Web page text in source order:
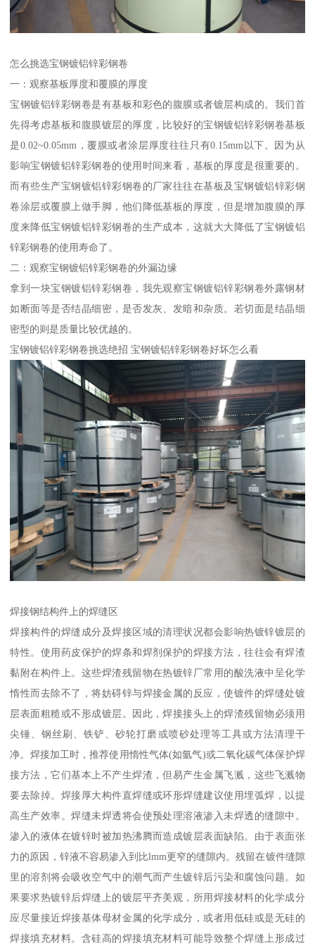
怎么挑选宝钢镀铝锌彩钢卷
一：观察基板厚度和覆膜的厚度
宝钢镀铝锌彩钢卷是有基板和彩色的腹膜或者镀层构成的。我们首
先得考虑基板和腹膜镀层的厚度，比较好的宝钢镀铝锌彩钢卷基板
是0.02~0.05mm，覆膜或者涂层厚度往往只有0.15mm以下。因为从
影响宝钢镀铝锌彩钢卷的使用时间来看，基板的厚度是很重要的。
而有些生产宝钢镀铝锌彩钢卷的厂家往往在基板及宝钢镀铝锌彩钢
卷涂层或覆膜上做手脚，他们降低基板的厚度，但是增加腹膜的厚
度来降低宝钢镀铝锌彩钢卷的生产成本，这就大大降低了宝钢镀铝
锌彩钢卷的使用寿命了。
二：观察宝钢镀铝锌彩钢卷的外漏边缘
拿到一块宝钢镀铝锌彩钢卷，我先观察宝钢镀铝锌彩钢卷外露钢材
如断面等是否结晶细密，是否发灰、发暗和杂质。若切面是结晶细
密型的则是质量比较优越的。
宝钢镀铝锌彩钢卷挑选绝招 宝钢镀铝锌彩钢卷好坏怎么看
焊接钢结构件上的焊缝区
焊接构件的焊缝成分及焊接区域的清理状况都会影响热镀锌镀层的
特性。使用药皮保护的焊条和焊剂保护的焊接方法，往往会有焊渣
黏附在构件上。这些焊渣残留物在热镀锌厂常用的酸洗液中呈化学
惰性而去除不了，将妨碍锌与焊接金属的反应，使镀件的焊缝处镀
层表面粗糙或不形成镀层。因此，焊接接头上的焊渣残留物必须用
尖锤、钢丝刷、铁铲、砂轮打磨或喷砂处理等工具或方法清理干
净。焊接加工时，推荐使用惰性气体(如氩气)或二氧化碳气体保护焊
接方法，它们基本上不产生焊渣，但易产生金属飞溅，这些飞溅物
要去除掉。焊接厚大构件直焊缝或环形焊缝建议使用埋弧焊，以提
高生产效率。焊缝未焊透将会使预处理溶液渗入未焊透的缝隙中。
渗入的液体在镀锌时被加热沸腾而造成镀层表面缺陷。由于表面张
力的原因，锌液不容易渗入到比lmm更窄的缝隙内。残留在镀件缝隙
里的溶剂将会吸收空气中的潮气而产生镀锌后污染和腐蚀问题。如
果要求热镀锌后焊缝上的镀层平齐美观，所用焊接材料的化学成分
应尽量接近焊接基体母材金属的化学成分，或者用低硅或是无硅的
焊接填充材料。含硅高的焊接填充材料可能导致整个焊缝上形成过